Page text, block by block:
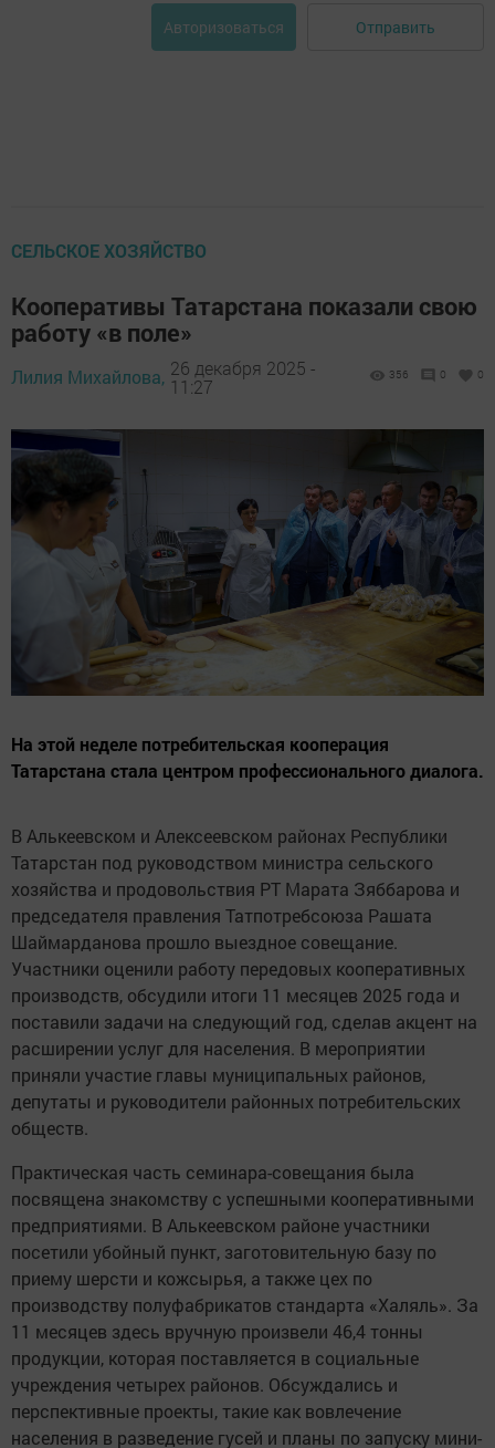
Авторизоваться Отправить
СЕЛЬСКОЕ ХОЗЯЙСТВО
Кооперативы Татарстана показали свою
работу «в поле»
Лилия Михайлова, 26 декабря 2025 -
11:27
356 0 0
На этой неделе потребительская кооперация
Татарстана стала центром профессионального диалога.
В Алькеевском и Алексеевском районах Республики
Татарстан под руководством министра сельского
хозяйства и продовольствия РТ Марата Зяббарова и
председателя правления Татпотребсоюза Рашата
Шаймарданова прошло выездное совещание.
Участники оценили работу передовых кооперативных
производств, обсудили итоги 11 месяцев 2025 года и
поставили задачи на следующий год, сделав акцент на
расширении услуг для населения. В мероприятии
приняли участие главы муниципальных районов,
депутаты и руководители районных потребительских
обществ.
Практическая часть семинара-совещания была
посвящена знакомству с успешными кооперативными
предприятиями. В Алькеевском районе участники
посетили убойный пункт, заготовительную базу по
приему шерсти и кожсырья, а также цех по
производству полуфабрикатов стандарта «Халяль». За
11 месяцев здесь вручную произвели 46,4 тонны
продукции, которая поставляется в социальные
учреждения четырех районов. Обсуждались и
перспективные проекты, такие как вовлечение
населения в разведение гусей и планы по запуску мини-